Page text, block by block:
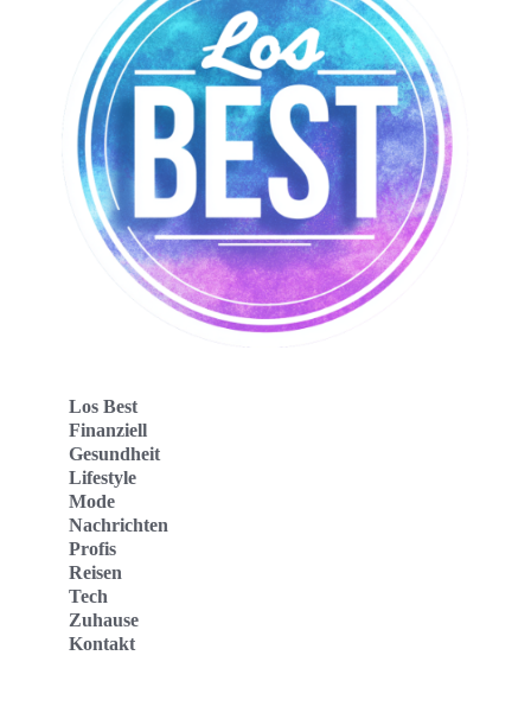
Los Best
Finanziell
Gesundheit
Lifestyle
Mode
Nachrichten
Profis
Reisen
Tech
Zuhause
Kontakt